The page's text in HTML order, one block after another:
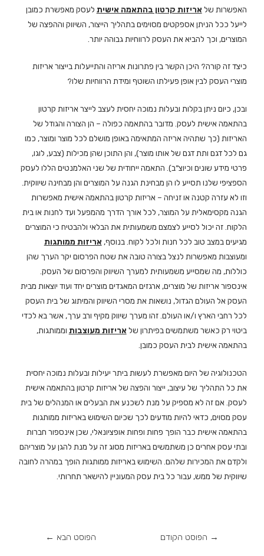
האפשרות של אריזות קרטון בהתאמה אישית לעסק מאפשרת כמובן
לייעל ככל הניתן אספקטים מסוימים בתהליך הייצור, השיווק וההפצה של
המוצרים, וכך להביא את העסק לרווחיות גבוהה יותר.
כיצד זה קורה? היכן הקשר בין פתרונות אריזה והתייעלות בייצור אריזות
מוצרי העסק לבין אופן פעילתו השוטף ומידת הרווחיות שלו?
ובכן, כיום ניתן בקלות ובעלות נמוכה יחסית לעצב לייצר אריזות קרטון
בהתאמה אישית לעסק. מדובר בהתאמה כפולה – הן הצורה והגודל של
האריזות (כך שתהיה אריזה המתאימה באופן מושלם לכל מוצר ומוצר, כמו
גם לכל דגם ותת דגם של אותו מוצר), והן התוכן שהן מכילות (צבע, לוגו,
פרטי מידע שונים וכיוצ”ב). התאמה ייחודית של שני האלמנטים הללו לעסק
הספציפי שלנו תסייע לו הן מבחינת הגנה על המוצרים והן מבחינה שיווקית.
וזו לא עזרה קטנה או זניחה – אריזות קרטון בהתאמה אישית מאפשרות
הגנה מקסימאלית על המוצר, לכל אורך הדרך מהמפעל ועד לחנות או בית
הלקוח. זה יכול לסייע לצמצם משמעותית את הבלאי ולהבטיח כי המוצרים
מגיעים במצב טוב לכל חנות ולכל לקוח. בנוסף, אריזות ממותגות
ומעוצבות מאפשרות לנצל בצורה טובה את שטח הפרסום יקר הערך שהן
כוללות, מה שמסייע משמעותית למערך השיווק והפרסום של העסק.
אינספור אריזות של מוצרים, ארגזים המאגדים מוצרים יחד ועוד יוצאות מבית
העסק אל העולם הגדול, נושאות את מסרי השיווק והמיתוג של בית העסק
לכל רחבי הארץ ו/או העולם. זהו מערך שיווק מקיף ורב ערך, אשר בא לכדי
ביטוי רק כאשר משתמשים בפיתרון של אריזות מעוצבות וממותגות,
בהתאמה אישית לבית העסק כמובן.
הטכנולוגיה של היום מאפשרת לעשות ביתר יעילות ובעלות נמוכה יחסית
את כל התהליך של עיצוב, ייצור והפצה של אריזות קרטון בהתאמה אישית
לעסק. אם זה לא מספיק על מנת לשכנע את הבעלים או המנהלים של בית
עסק מסוים, כדאי להיות מודעים לכך שכיום השימוש באריזות ממותגות
בהתאמה אישית כבר הופך פחות ופחות אופציונאלי, שכן אינספור חברות
ובתי עסק אחרים כן משתמשים באריזות מסוג זה על מנת להגן על מוצריהם
ולקדם את המכירות שלהם. השימוש באריזות ממותגות הופך במהרה לחובה
שיווקית של ממש, עבור כל בית עסק המעוניין להישאר תחרותי.
→ הפוסט הקודם הפוסט הבא ←